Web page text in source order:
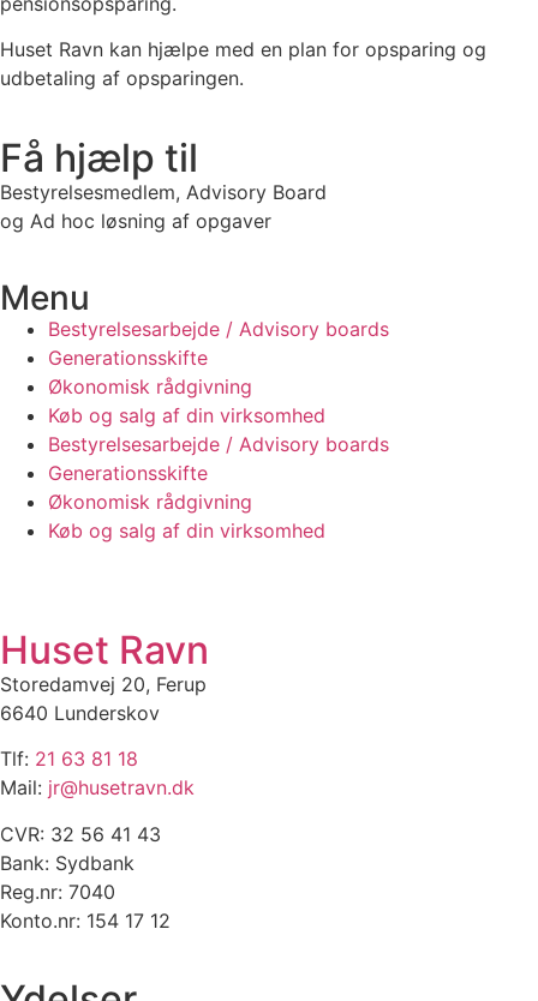
Huset Ravn kan hjælpe med en plan for opsparing og
udbetaling af opsparingen.
Få hjælp til
Bestyrelsesmedlem, Advisory Board
og Ad hoc løsning af opgaver
Menu
Bestyrelsesarbejde / Advisory boards
Generationsskifte
Økonomisk rådgivning
Køb og salg af din virksomhed
Bestyrelsesarbejde / Advisory boards
Generationsskifte
Økonomisk rådgivning
Køb og salg af din virksomhed
Huset Ravn
Storedamvej 20, Ferup
6640 Lunderskov
Tlf: 21 63 81 18
Mail: jr@husetravn.dk
CVR: 32 56 41 43
Bank: Sydbank
Reg.nr: 7040
Konto.nr: 154 17 12